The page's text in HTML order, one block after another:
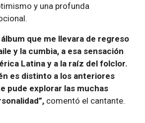
y una profunda
que me llevara de regreso
y la cumbia, a esa sensación
Latina y a la raíz del folclor.
es distinto a los anteriores
pude explorar las muchas
comentó el cantante.